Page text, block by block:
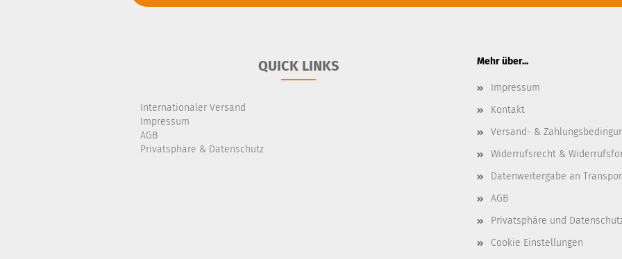
QUICK LINKS
Internationaler Versand
Impressum
AGB
Privatsphäre & Datenschutz
Mehr über...
Impressum
Kontakt
Versand- &
Widerrufsrecht &
Datenweitergabe an
AGB
Privatsphäre und
Cookie Einstellungen